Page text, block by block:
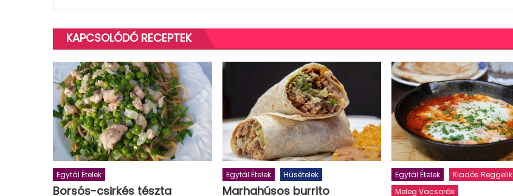
KAPCSOLÓDÓ RECEPTEK
Egytál Ételek
Borsós-csirkés tészta
Egytál Ételek Húsételek
Marhahúsos burrito
Egytál Ételek
Kiadós Reggelik
Meleg Vacsorák